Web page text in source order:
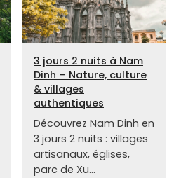
3 jours 2 nuits à Nam
Dinh – Nature, culture
& villages
authentiques
Découvrez Nam Dinh en
3 jours 2 nuits : villages
artisanaux, églises,
parc de Xu...